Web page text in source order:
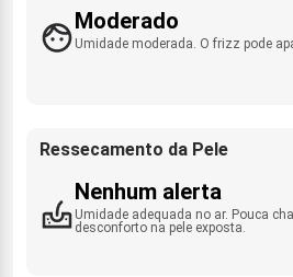
Moderado
Umidade moderada. O frizz pode
Ressecamento da Pele
Nenhum alerta
Umidade adequada no ar. Pouca
desconforto na pele exposta.